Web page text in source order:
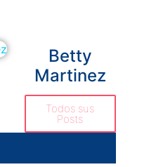
Betty
Martinez
Todos sus
Posts